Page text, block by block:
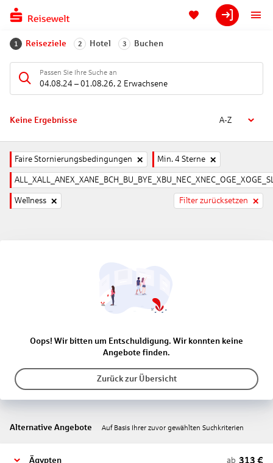
1 Reiseziele 2 Hotel 3 Buchen
Passen Sie Ihre Suche an
04.08.24 – 01.08.26, 2 Erwachsene
Keine Ergebnisse A-Z
Faire Stornierungsbedingungen Min. 4 Sterne
Wellness Filter zurücksetzen
Oops! Wir bitten um Entschuldigung. Wir konnten keine
Angebote finden.
Zurück zur Übersicht
Alternative Angebote Auf Basis Ihrer zuvor gewählten Suchkriterien
Ägypten ab 313 €